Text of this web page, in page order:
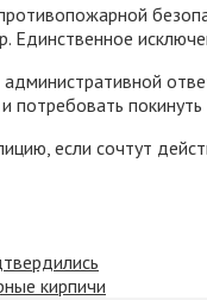
Единственное
потребовать
если сочтут
кирпичи